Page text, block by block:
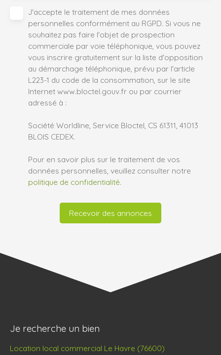
J'accepte le traitement de mes données
personnelles conformément au RGPD. Si vous ne
souhaitez pas faire l'objet de prospection
commerciale par voie téléphonique, vous pouvez
vous inscrire gratuitement sur la liste d'opposition
au démarchage téléphonique, prévu par l'article
L223-1 du code de la consommation, sur le site
Internet www.bloctel.gouv.fr ou par courrier
adressé à :
Société Worldline, Service Bloctel, CS 61311, 41013
BLOIS CEDEX.
Pour en savoir plus sur le traitement de vos
données personnelles, veuillez consulter notre
politique de confidentialité.
Recevoir des annonces
Je recherche un bien
Location local commercial Le Havre (76600)